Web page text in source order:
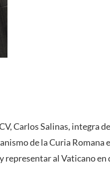
Carlos Salinas, integra
de la Curia Romana
representar al Vaticano